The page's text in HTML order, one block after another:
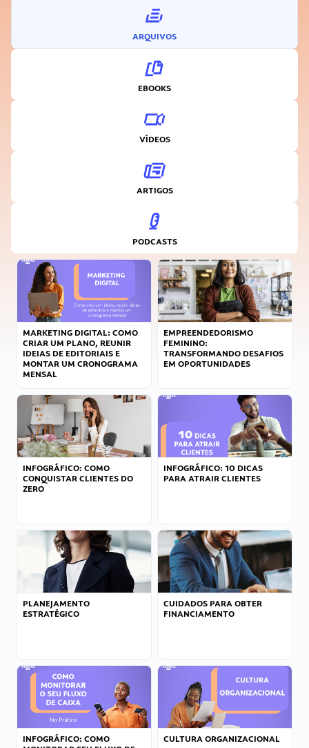
ARQUIVOS
EBOOKS
VÍDEOS
ARTIGOS
PODCASTS
MARKETING DIGITAL: COMO
CRIAR UM PLANO, REUNIR
IDEIAS DE EDITORIAIS E
MONTAR UM CRONOGRAMA
MENSAL
EMPREENDEDORISMO
FEMININO:
TRANSFORMANDO DESAFIOS
EM OPORTUNIDADES
INFOGRÁFICO: COMO
CONQUISTAR CLIENTES DO
ZERO
INFOGRÁFICO: 10 DICAS
PARA ATRAIR CLIENTES
PLANEJAMENTO
ESTRATÉGICO
CUIDADOS PARA OBTER
FINANCIAMENTO
INFOGRÁFICO: COMO
CULTURA ORGANIZACIONAL